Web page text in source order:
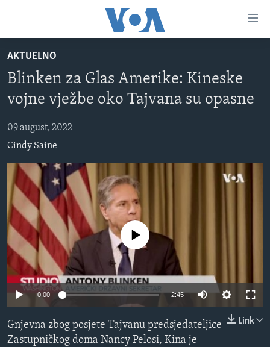
glavni
sadržaj
na
navigaciju
Idi
na
pretragu
VIDEO
FOTOGRAFIJE DANA
VIJESTI
SJEDINJENE AMERIČKE DRŽAVE
BOSNA I HERCEGOVINA
SVIJET
NAUKA I TEHNOLOGIJA
SPECIJALNI PROJEKTI
KORUPCIJA
SLOBODA MEDIJA
ŽENSKA STRANA
IZBJEGLIČKA STRANA
MAGAZIN
O GLASU AMERIKE
Learning English
AKTUELNO
Blinken za Glas Amerike: Kineske
vojne vježbe oko Tajvana su opasne
09 august, 2022
Cindy Saine
No media source currently available
0:00 2:45
Link
Gnjevna zbog posjete Tajvanu predsjedateljice
Zastupničkog doma Nancy Pelosi, Kina je